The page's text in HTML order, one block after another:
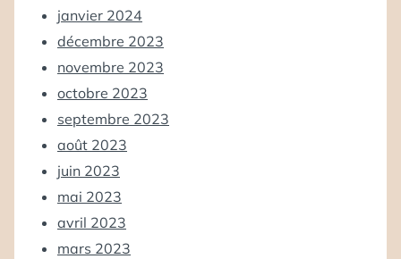
janvier 2024
décembre 2023
novembre 2023
octobre 2023
septembre 2023
août 2023
juin 2023
mai 2023
avril 2023
mars 2023